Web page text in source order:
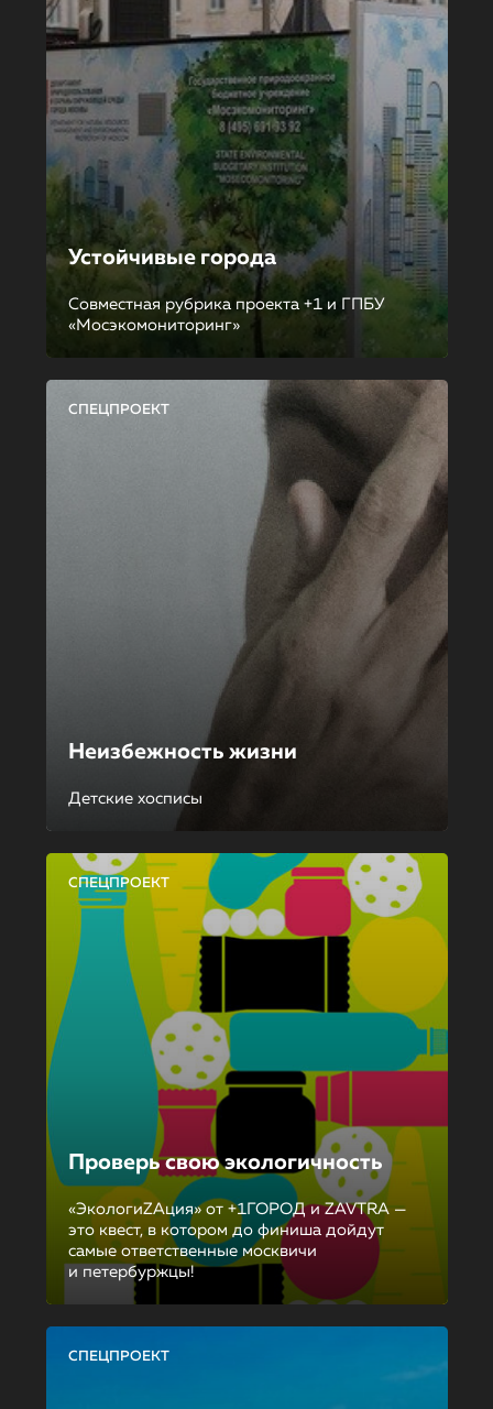
Устойчивые города
Совместная рубрика проекта +1 и ГПБУ
«Мосэкомониторинг»
СПЕЦПРОЕКТ
Неизбежность жизни
Детские хосписы
СПЕЦПРОЕКТ
Проверь свою экологичность
«ЭкологиZAция» от +1ГОРОД и ZAVTRA —
это квест, в котором до финиша дойдут
самые ответственные москвичи
и петербуржцы!
СПЕЦПРОЕКТ